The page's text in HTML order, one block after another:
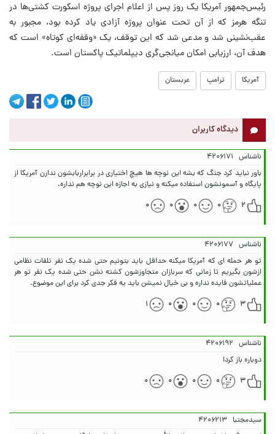
رئیس‌جمهور آمریکا یک روز پس از اعلام اجرای پروژه اسکورت کشتی‌ها در
تنگه هرمز که از آن تحت عنوان پروژه آزادی یاد کرده بود، مجبور به
عقب‌نشینی شد و مدعی شد که این توقف، یک «وقفه‌ای کوتاه» است که
هدف آن، ارزیابی امکان میانجی‌گری دیپلماتیک پاکستان است.
آمریکا ترامپ عربستان
دیدگاه کاربران
ناشناس ۴۲۰۶۱۷۱
باور نباید کرد جنگ که بشه این نوچه ها هیچ اختیاری در برابر‌اربابشون ندارن آمریکا از
پایگاه و آسمونشون استفاده میکنه و نیازی به اجازه این نوچه هم نداره.
۲
۰ ۰ ۰ ۰
ناشناس ۴۲۰۶۱۷۷
تو هر حمله ای که آمریکا میکنه حداقل باید بتونیم حتی شده یک نفر تلفات نظامی
ازشون بگیریم تا زمانی که سربازان متجاوزشون کشته نشن حتی شده یک نفر تو هر
عملیاتشون فایده نداره و بی خیال نمیشن باید یه فکر جدی کرد برای این موضوع.
۳
۰ ۰ ۰ ۱
ناشناس ۴۲۰۶۱۹۲
دوباره باز کرد!
۳
۰ ۰ ۰ ۰
سیدمجتبا ۴۲۰۶۲۱۳